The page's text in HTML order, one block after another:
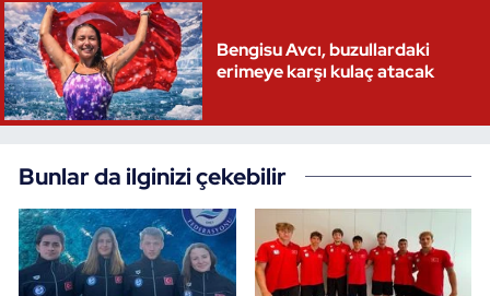
Bengisu Avcı, buzullardaki
erimeye karşı kulaç atacak
Bunlar da ilginizi çekebilir